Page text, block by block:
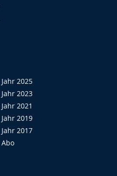
Jahr 2025
Jahr 2023
Jahr 2021
Jahr 2019
Jahr 2017
Abo